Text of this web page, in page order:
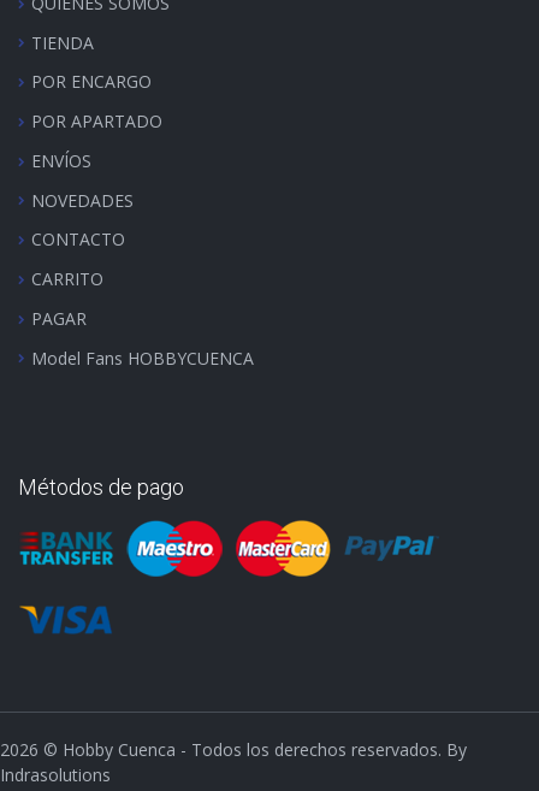
TIENDA
POR ENCARGO
POR APARTADO
ENVÍOS
NOVEDADES
CONTACTO
CARRITO
PAGAR
Model Fans HOBBYCUENCA
Métodos de pago
2026 © Hobby Cuenca - Todos los derechos reservados. By
Indrasolutions